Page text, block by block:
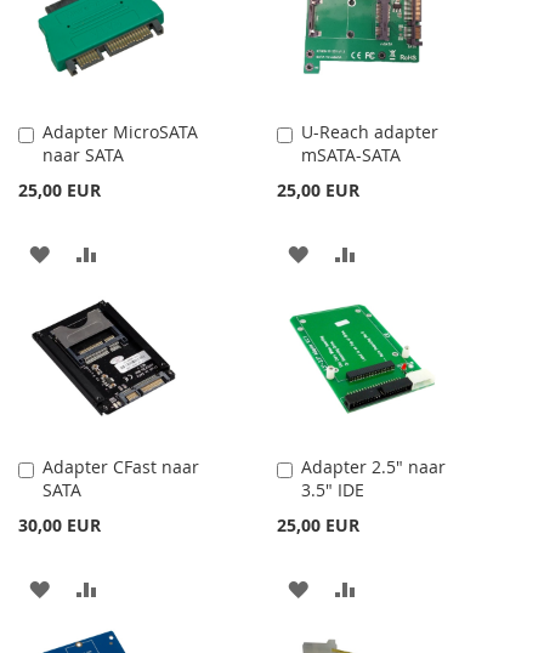
Adapter MicroSATA
naar SATA
25,00 EUR
Kosárba
HOZZÁADÁS
KÍVÁNSÁGLISTÁHOZ
ÖSSZEHASONLÍTÁSHOZ
AD
U-Reach adapter
mSATA-SATA
25,00 EUR
Kosárba
HOZZÁADÁS
KÍVÁNSÁGLISTÁHOZ
Adapter CFast naar
SATA
30,00 EUR
Kosárba
HOZZÁADÁSÖSSZEHASONLÍTÁSHOZ
AD
Adapter 2.5" naar
3.5" IDE
25,00 EUR
Kosárba
HOZZÁADÁS